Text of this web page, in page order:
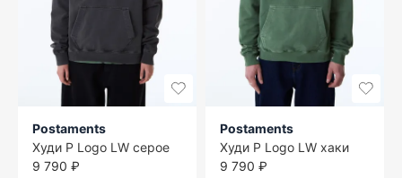
Postaments
Худи P Logo LW серое
9 790 ₽
Postaments
Худи P Logo LW хаки
9 790 ₽